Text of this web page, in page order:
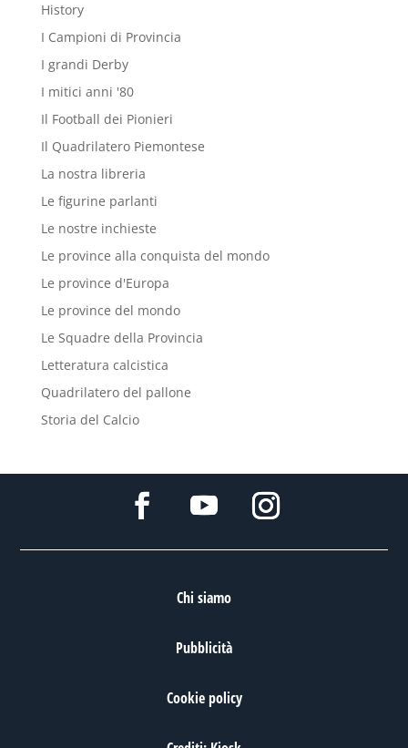
History
I Campioni di Provincia
I grandi Derby
I mitici anni '80
Il Football dei Pionieri
Il Quadrilatero Piemontese
La nostra libreria
Le figurine parlanti
Le nostre inchieste
Le province alla conquista del mondo
Le province d'Europa
Le province del mondo
Le Squadre della Provincia
Letteratura calcistica
Quadrilatero del pallone
Storia del Calcio
Chi siamo
Pubblicità
Cookie policy